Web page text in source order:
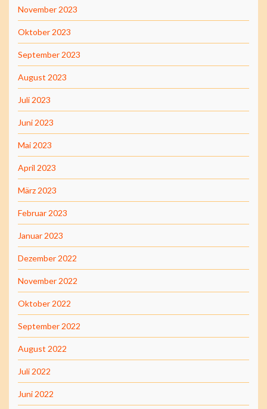
November 2023
Oktober 2023
September 2023
August 2023
Juli 2023
Juni 2023
Mai 2023
April 2023
März 2023
Februar 2023
Januar 2023
Dezember 2022
November 2022
Oktober 2022
September 2022
August 2022
Juli 2022
Juni 2022